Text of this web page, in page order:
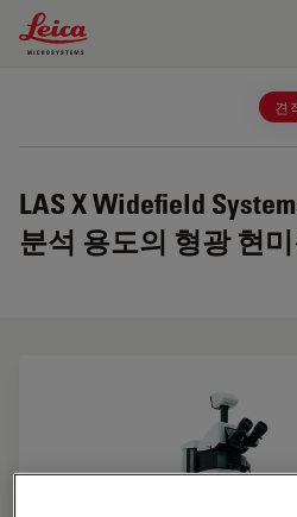
Leica Microsystems Logo
견
LAS X Widefield
분석 용도의 형광 현